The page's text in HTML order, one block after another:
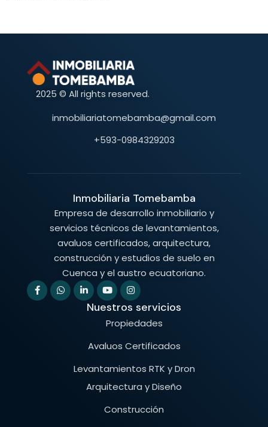
2025 © All rights reserved.
inmobiliariatomebamba@gmail.com
+593-0984329203
Inmobiliaria Tomebamba
Empresa de desarrollo inmobiliario y
servicios técnicos de levantamientos,
avaluos certificados, arquitectura,
construcción y estudios de suelo en
Cuenca y el austro ecuatoriano.
Nuestros servicios
Propiedades
Avaluos Certificados
Levantamientos RTK y Dron
Arquitectura y Diseño
Construcción